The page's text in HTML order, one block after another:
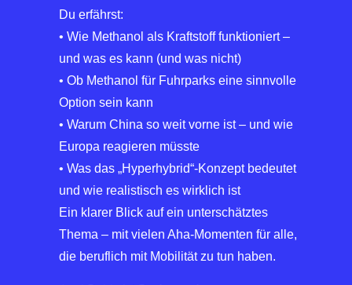
Du erfährst:
• Wie Methanol als Kraftstoff funktioniert –
und was es kann (und was nicht)
• Ob Methanol für Fuhrparks eine sinnvolle
Option sein kann
• Warum China so weit vorne ist – und wie
Europa reagieren müsste
• Was das „Hyperhybrid“-Konzept bedeutet
und wie realistisch es wirklich ist
Ein klarer Blick auf ein unterschätztes
Thema – mit vielen Aha-Momenten für alle,
die beruflich mit Mobilität zu tun haben.